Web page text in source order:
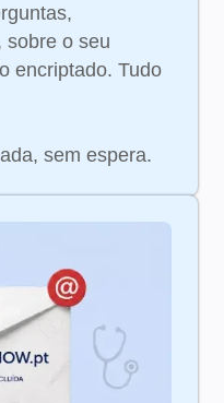
sobre o seu
encriptado. Tudo
sem espera.